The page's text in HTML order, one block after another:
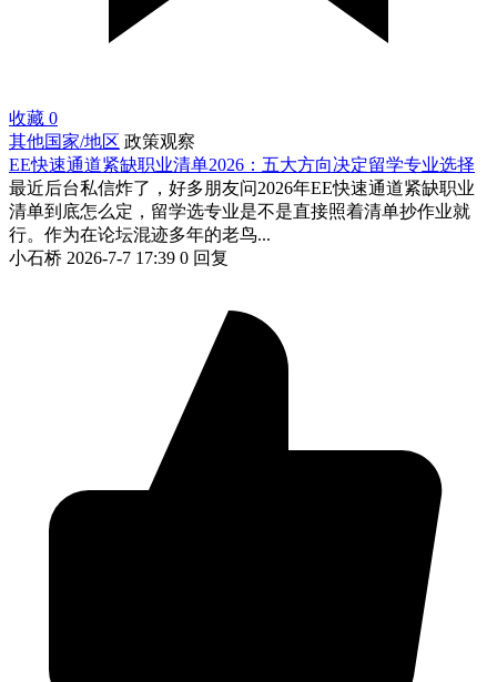
收藏 0
其他国家/地区 政策观察
EE快速通道紧缺职业清单2026：五大方向决定留学专业选择
最近后台私信炸了，好多朋友问2026年EE快速通道紧缺职业
清单到底怎么定，留学选专业是不是直接照着清单抄作业就
行。作为在论坛混迹多年的老鸟...
小石桥 2026-7-7 17:39 0 回复